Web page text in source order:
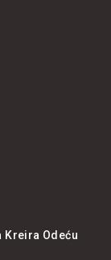
Kreira Odeću